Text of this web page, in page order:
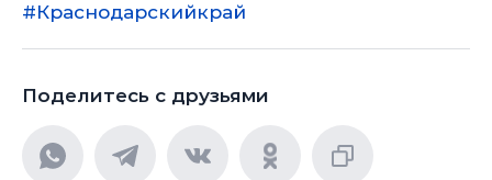
#Краснодарскийкрай
Поделитесь с друзьями